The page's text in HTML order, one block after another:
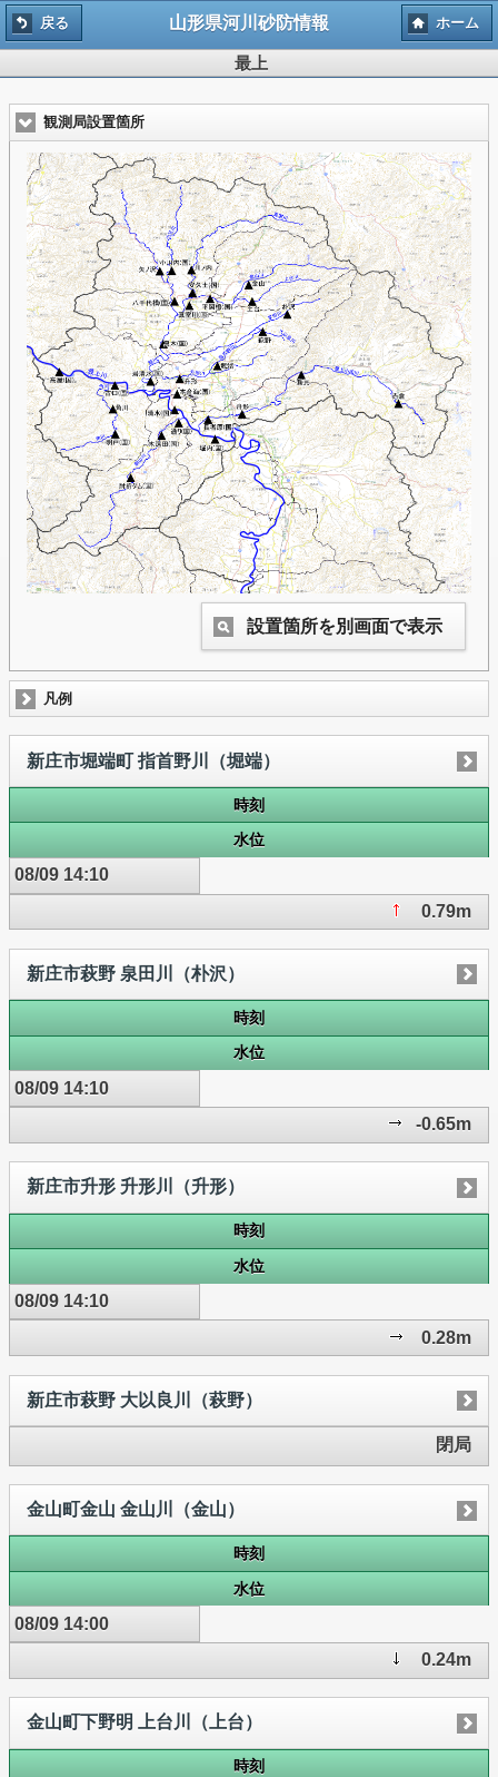
戻る 山形県河川砂防情報 ホーム
最上
観測局設置箇所
設置箇所を別画面で表示
凡例
新庄市堀端町 指首野川（堀端）
時刻
水位
08/09 14:10
0.79m
新庄市萩野 泉田川（朴沢）
時刻
水位
08/09 14:10
-0.65m
新庄市升形 升形川（升形）
時刻
水位
08/09 14:10
0.28m
新庄市萩野 大以良川（萩野）
閉局
金山町金山 金山川（金山）
時刻
水位
08/09 14:00
0.24m
金山町下野明 上台川（上台）
時刻